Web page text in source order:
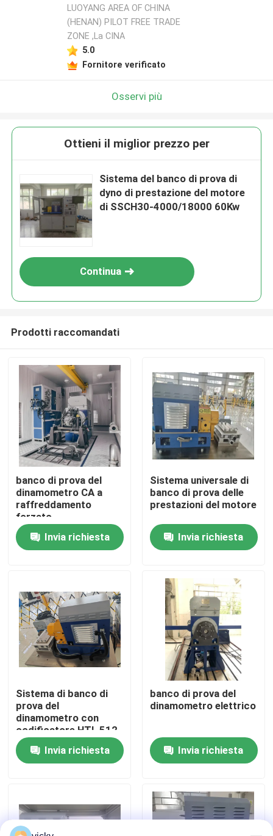
Casa.
Prodotti
Visita alla fabbrica
Controllo della qualità
Notizie
Casi
Dinamometro di coppia di torsione
Dinamometro ad alta velocità
LUOYANG AREA OF CHINA
(HENAN) PILOT FREE TRADE
ZONE ,La CINA
5.0
Fornitore verificato
Osservi più
Ottieni il miglior prezzo per
Sistema del banco di prova di
dyno di prestazione del motore
di SSCH30-4000/18000 60Kw
Continua
Prodotti raccomandati
banco di prova del
dinamometro CA a
raffreddamento
forzato
Invia richiesta
Sistema universale di
banco di prova delle
prestazioni del motore
Invia richiesta
Sistema di banco di
prova del
dinamometro con
codificatore HTL 512
Invia richiesta
banco di prova del
dinamometro elettrico
Invia richiesta